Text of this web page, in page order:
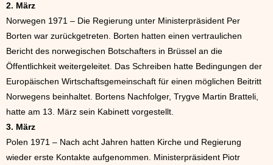
2. März
Norwegen 1971 – Die Regierung unter Ministerpräsident Per
Borten war zurückgetreten. Borten hatten einen vertraulichen
Bericht des norwegischen Botschafters in Brüssel an die
Öffentlichkeit weitergeleitet. Das Schreiben hatte Bedingungen der
Europäischen Wirtschaftsgemeinschaft für einen möglichen Beitritt
Norwegens beinhaltet. Bortens Nachfolger, Trygve Martin Bratteli,
hatte am 13. März sein Kabinett vorgestellt.
3. März
Polen 1971 – Nach acht Jahren hatten Kirche und Regierung
wieder erste Kontakte aufgenommen. Ministerpräsident Piotr